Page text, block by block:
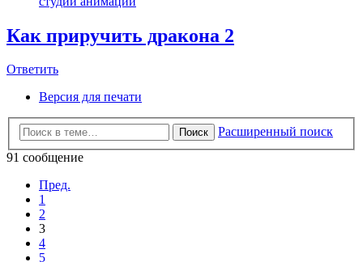
Как приручить дракона 2
Ответить
Версия для печати
Поиск
Расширенный поиск
91 сообщение
Пред.
1
2
3
4
5